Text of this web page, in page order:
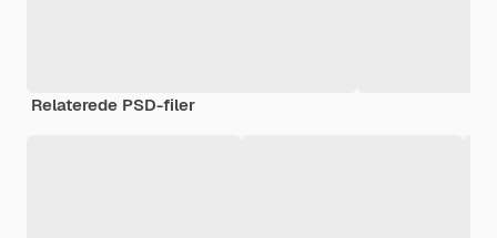
Relaterede PSD-filer